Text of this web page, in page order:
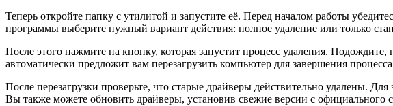
Теперь откройте папку с утилитой и запустите её. Перед началом работы
программы выберите нужный вариант действия: полное удаление или только
После этого нажмите на кнопку, которая запустит процесс удаления.
автоматически предложит вам перезагрузить компьютер для завершения
После перезагрузки проверьте, что старые драйверы действительно удалены.
Вы также можете обновить драйверы, установив свежие версии с официального